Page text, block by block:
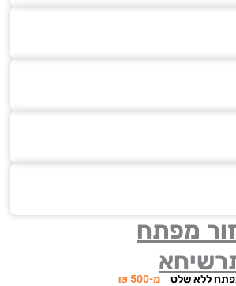
מפתח
שלט
מ-500 ₪